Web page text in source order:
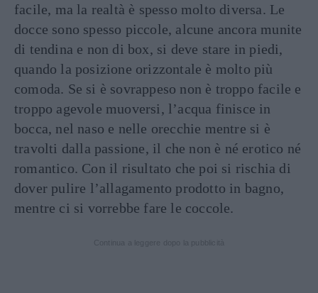
facile, ma la realtà è spesso molto diversa. Le
docce sono spesso piccole, alcune ancora munite
di tendina e non di box, si deve stare in piedi,
quando la posizione orizzontale è molto più
comoda. Se si è sovrappeso non è troppo facile e
troppo agevole muoversi, l’acqua finisce in
bocca, nel naso e nelle orecchie mentre si è
travolti dalla passione, il che non è né erotico né
romantico. Con il risultato che poi si rischia di
dover pulire l’allagamento prodotto in bagno,
mentre ci si vorrebbe fare le coccole.